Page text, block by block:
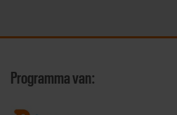
Programma van: